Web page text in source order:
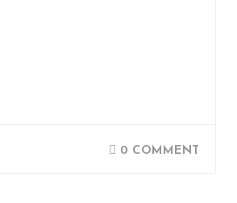
0 COMMENT